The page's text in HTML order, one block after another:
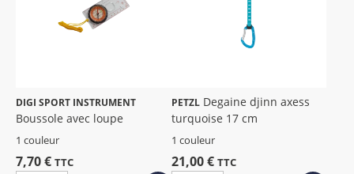
DIGI SPORT INSTRUMENT
Boussole avec loupe
1 couleur
7,70 € TTC
PETZLDegaine djinn axess
turquoise 17 cm
1 couleur
21,00 € TTC